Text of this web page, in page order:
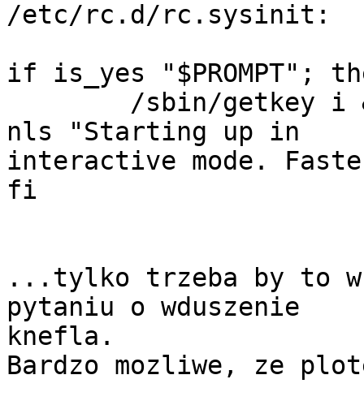
/etc/rc.d/rc.sysinit:
if is_yes "$PROMPT";
nls "Starting up in
interactive mode.
fi
...tylko trzeba by to
pytaniu o wduszenie
knefla.
Bardzo mozliwe, ze